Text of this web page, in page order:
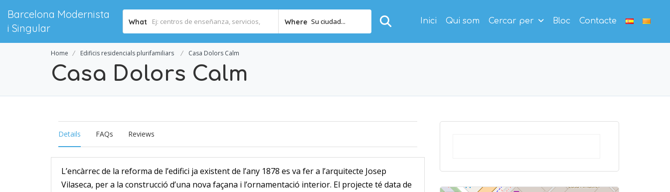
Barcelona Modernista
i Singular
What Where Su ciudad... Inici Qui som Cercar per Bloc Contacte
Home Edificis residencials plurifamiliars Casa Dolors Calm
Casa Dolors Calm
Details FAQs Reviews
L’encàrrec de la reforma de l’edifici ja existent de l’any 1878 es va fer a l’arquitecte Josep
Vilaseca, per a la construcció d’una nova façana i l’ornamentació interior. El projecte té data de